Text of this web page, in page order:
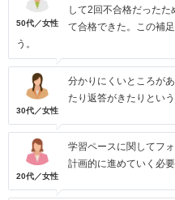
50代／女性
して2回不合格だった
て合格できた。この補
う。
30代／女性
分かりにくいところが
たり返答がきたりとい
20代／女性
学習ペースに関してフ
計画的に進めていく必要